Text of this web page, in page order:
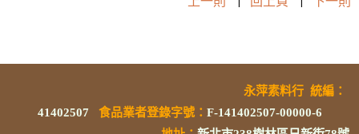
永萍素料行 統編 ：
41402507
食品業者登錄字號： F-141402507-00000-6